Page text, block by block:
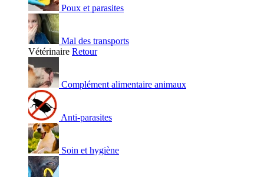
Poux et parasites
Mal des transports
Vétérinaire Retour
Complément alimentaire animaux
Anti-parasites
Soin et hygiène